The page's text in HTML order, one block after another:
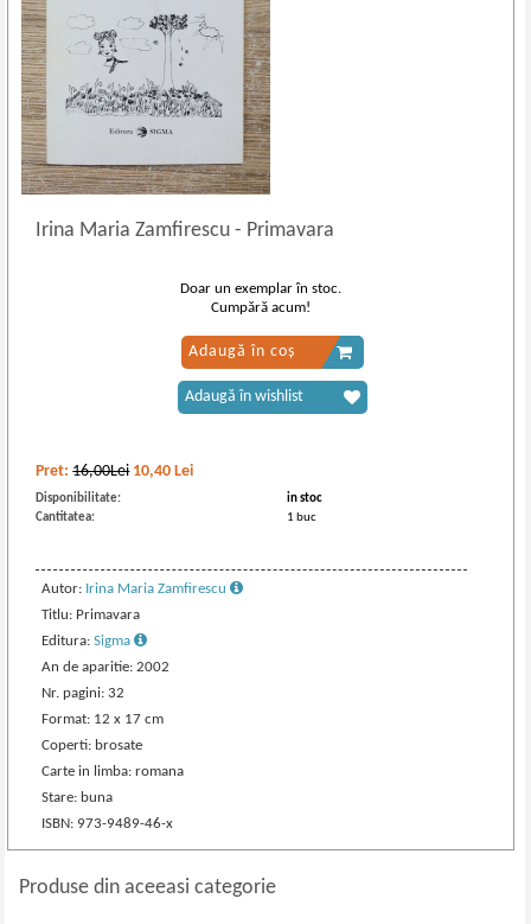
Irina Maria Zamfirescu- Primavara
Pret:16,00Lei 10,40 Lei
Disponibilitate:
in stoc
Cantitatea:
1 buc
Autor: Irina Maria Zamfirescu
Titlu: Primavara
Editura:Sigma
An de aparitie: 2002
Nr. pagini: 32
Format: 12 x 17 cm
Coperti: brosate
Carte in limba: romana
Stare: buna
ISBN: 973-9489-46-x
Doar un exemplar în stoc.
Cumpără acum!
Adaugă în coș
Adaugă în wishlist
Produse din aceeasi categorie